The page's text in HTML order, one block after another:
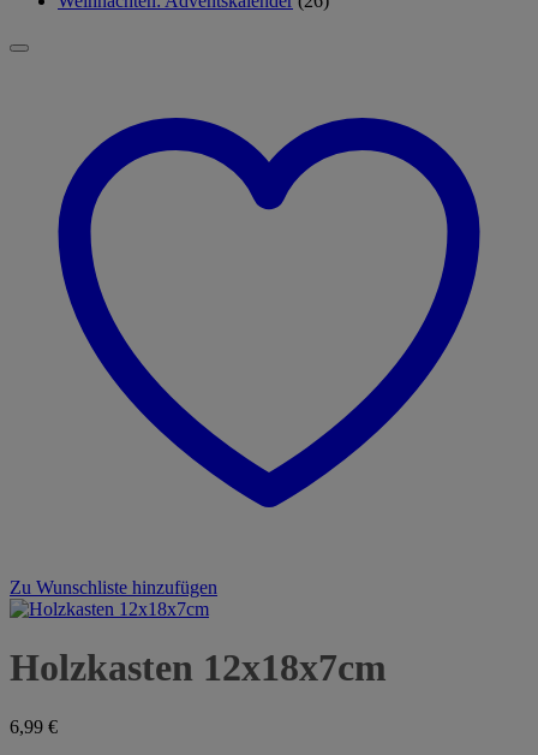
Zu Wunschliste hinzufügen
Holzkasten 12x18x7cm
6,99 €